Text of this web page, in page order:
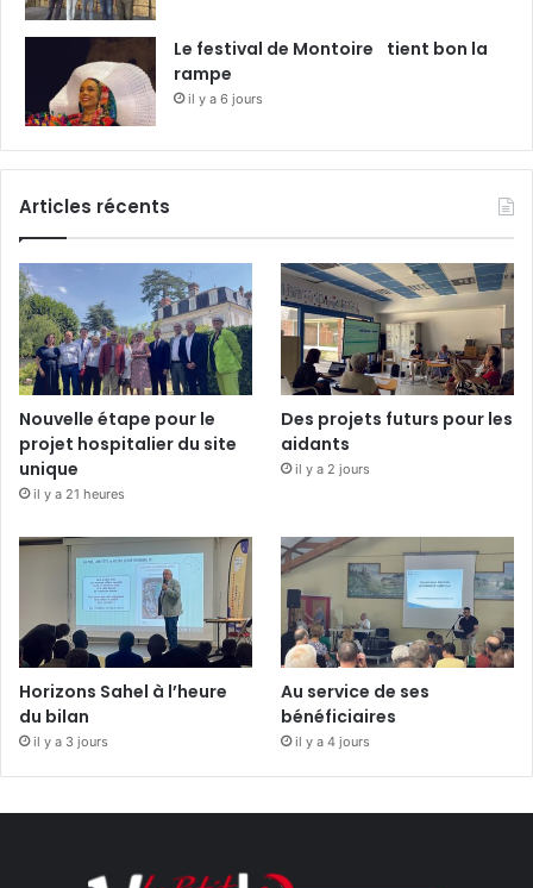
Le festival de Montoire tient bon la
rampe
il y a 6 jours
Articles récents
Nouvelle étape pour le
projet hospitalier du site
unique
il y a 21 heures
Des projets futurs pour les
aidants
il y a 2 jours
Horizons Sahel à l’heure
du bilan
il y a 3 jours
Au service de ses
bénéficiaires
il y a 4 jours